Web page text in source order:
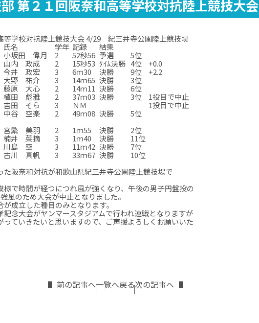
第２１回阪奈和高等学校対抗陸上競技大会
等学校対抗陸上競技大会 4/29 紀三井寺公園陸上競技場
氏名 学年 記録
結果
小坂田 偉月 2 52秒56 予選
5位
山内 政成 2 15秒53 ﾀｲﾑ決勝 4位
+0.0
今井 政宏 3 6ｍ30 決勝 9位
+2.2
大野 祐介 3 14ｍ65 決勝
3位
藤原 大心 2 14ｍ11 決勝
6位
植田 彪雅 2 37ｍ03 決勝 3位
1投目で中止
吉田 そら 3 ＮＭ
1投目で中止
中谷 空楽 2 49ｍ08 決勝
5位
宮繁 美羽 2 1ｍ55 決勝
2位
楠井 菜摘 3 1ｍ40 決勝
11位
川島 空 3 11ｍ42 決勝
7位
古川 真帆 3 33ｍ67 決勝
10位
阪奈和対抗が和歌山県紀三井寺公園陸上競技場で
様で時間が経つにつれ風が強くなり、午後の男子円盤投の
風のため大会が中止となりました。
が成立した種目のみとなります。
記念大会がヤンマースタジアムで行われ連戦となりますが
っていきたいと思いますので、ご声援よろしくお願いいた
前の記事へ一覧へ戻る次の記事へ